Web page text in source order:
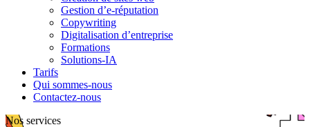
Gestion d’e-réputation
Copywriting
Digitalisation d’entreprise
Formations
Solutions-IA
Tarifs
Qui sommes-nous
Contactez-nous
Nos services